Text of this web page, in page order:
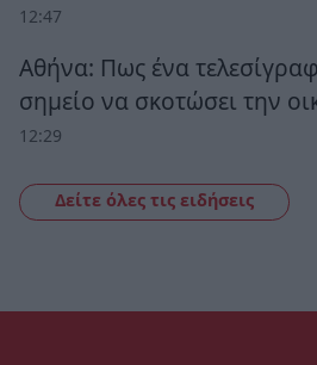
12:47
Αθήνα: Πως ένα
σημείο να σκοτώσει την
12:29
Δείτε όλες τις ειδήσεις